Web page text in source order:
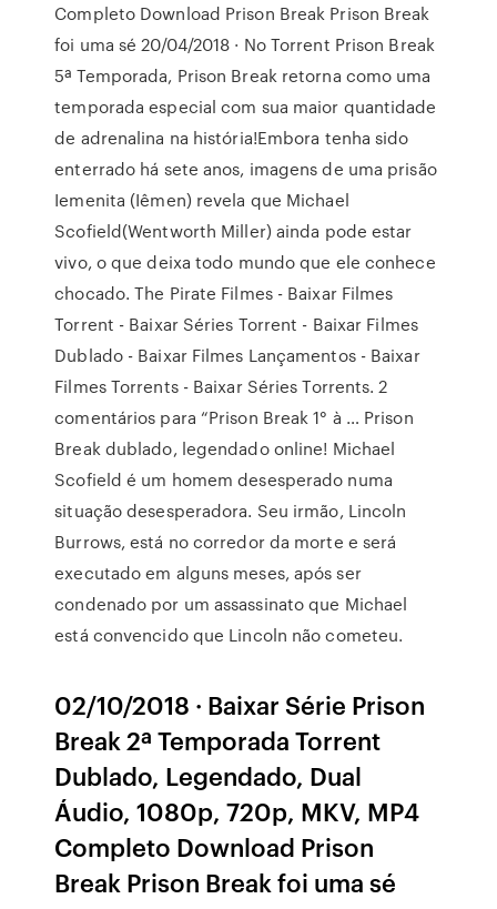
Completo Download Prison Break Prison Break
foi uma sé 20/04/2018 · No Torrent Prison Break
5ª Temporada, Prison Break retorna como uma
temporada especial com sua maior quantidade
de adrenalina na história!Embora tenha sido
enterrado há sete anos, imagens de uma prisão
Iemenita (Iêmen) revela que Michael
Scofield(Wentworth Miller) ainda pode estar
vivo, o que deixa todo mundo que ele conhece
chocado. The Pirate Filmes - Baixar Filmes
Torrent - Baixar Séries Torrent - Baixar Filmes
Dublado - Baixar Filmes Lançamentos - Baixar
Filmes Torrents - Baixar Séries Torrents. 2
comentários para “Prison Break 1° à … Prison
Break dublado, legendado online! Michael
Scofield é um homem desesperado numa
situação desesperadora. Seu irmão, Lincoln
Burrows, está no corredor da morte e será
executado em alguns meses, após ser
condenado por um assassinato que Michael
está convencido que Lincoln não cometeu.
02/10/2018 · Baixar Série Prison
Break 2ª Temporada Torrent
Dublado, Legendado, Dual
Áudio, 1080p, 720p, MKV, MP4
Completo Download Prison
Break Prison Break foi uma sé